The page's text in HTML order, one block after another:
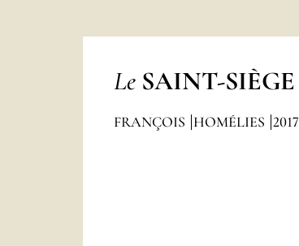
Le SAINT-SIÈGE
FRANÇOIS HOMÉLIES 2017